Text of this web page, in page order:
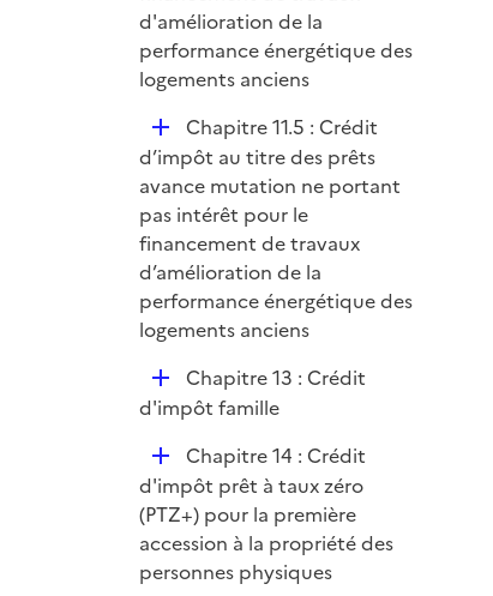
e
r
d'amélioration de la
performance énergétique des
logements anciens
D
é
p
l
i
e
r
Chapitre 11.5 : Crédit
d’impôt au titre des prêts
avance mutation ne portant
pas intérêt pour le
financement de travaux
d’amélioration de la
performance énergétique des
logements anciens
D
é
i
e
r
Chapitre 13 : Crédit
d'impôt famille
D
é
p
l
i
Chapitre 14 : Crédit
d'impôt prêt à taux zéro
(PTZ+) pour la première
accession à la propriété des
personnes physiques